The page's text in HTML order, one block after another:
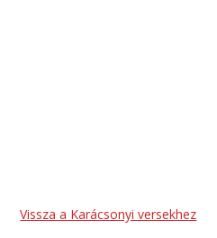
Vissza a Karácsonyi versekhez